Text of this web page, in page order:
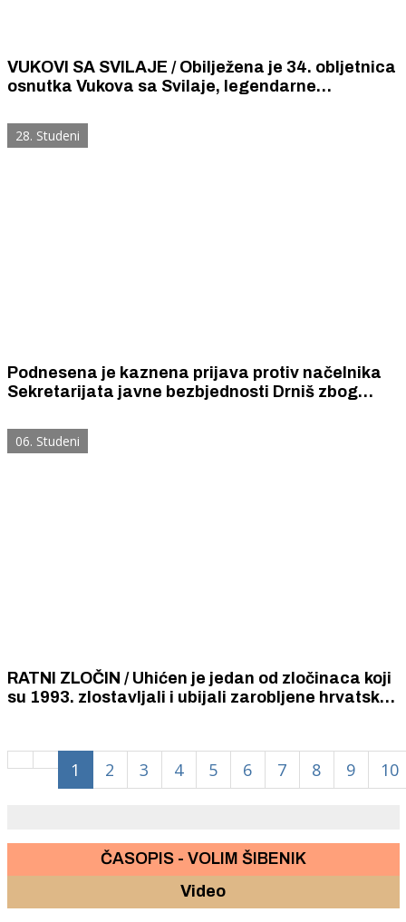
VUKOVI SA SVILAJE / Obilježena je 34. obljetnica
osnutka Vukova sa Svilaje, legendarne
28. Studeni
Podnesena je kaznena prijava protiv načelnika
Sekretarijata javne bezbjednosti Drniš zbog
počinjenih u okupiranom Drnišu tijekom 1994. i
1995. godine
06. Studeni
RATNI ZLOČIN / Uhićen je jedan od zločinaca koji
su 1993. zlostavljali i ubijali zarobljene hrvatske
1 2 3 4 5 6 7 8 9 10
ČASOPIS - VOLIM ŠIBENIK
Video